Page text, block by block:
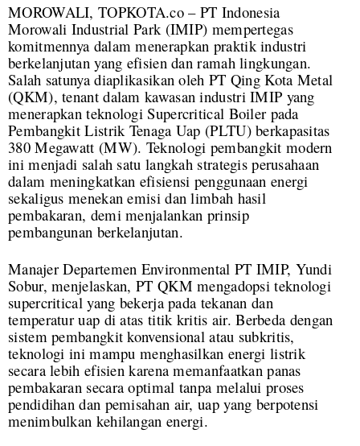
MOROWALI, TOPKOTA.co – PT Indonesia
Morowali Industrial Park (IMIP) mempertegas
komitmennya dalam menerapkan praktik industri
berkelanjutan yang efisien dan ramah lingkungan.
Salah satunya diaplikasikan oleh PT Qing Kota Metal
(QKM), tenant dalam kawasan industri IMIP yang
menerapkan teknologi Supercritical Boiler pada
Pembangkit Listrik Tenaga Uap (PLTU) berkapasitas
380 Megawatt (MW). Teknologi pembangkit modern
ini menjadi salah satu langkah strategis perusahaan
dalam meningkatkan efisiensi penggunaan energi
sekaligus menekan emisi dan limbah hasil
pembakaran, demi menjalankan prinsip
pembangunan berkelanjutan.
Manajer Departemen Environmental PT IMIP, Yundi
Sobur, menjelaskan, PT QKM mengadopsi teknologi
supercritical yang bekerja pada tekanan dan
temperatur uap di atas titik kritis air. Berbeda dengan
sistem pembangkit konvensional atau subkritis,
teknologi ini mampu menghasilkan energi listrik
secara lebih efisien karena memanfaatkan panas
pembakaran secara optimal tanpa melalui proses
pendidihan dan pemisahan air, uap yang berpotensi
menimbulkan kehilangan energi.